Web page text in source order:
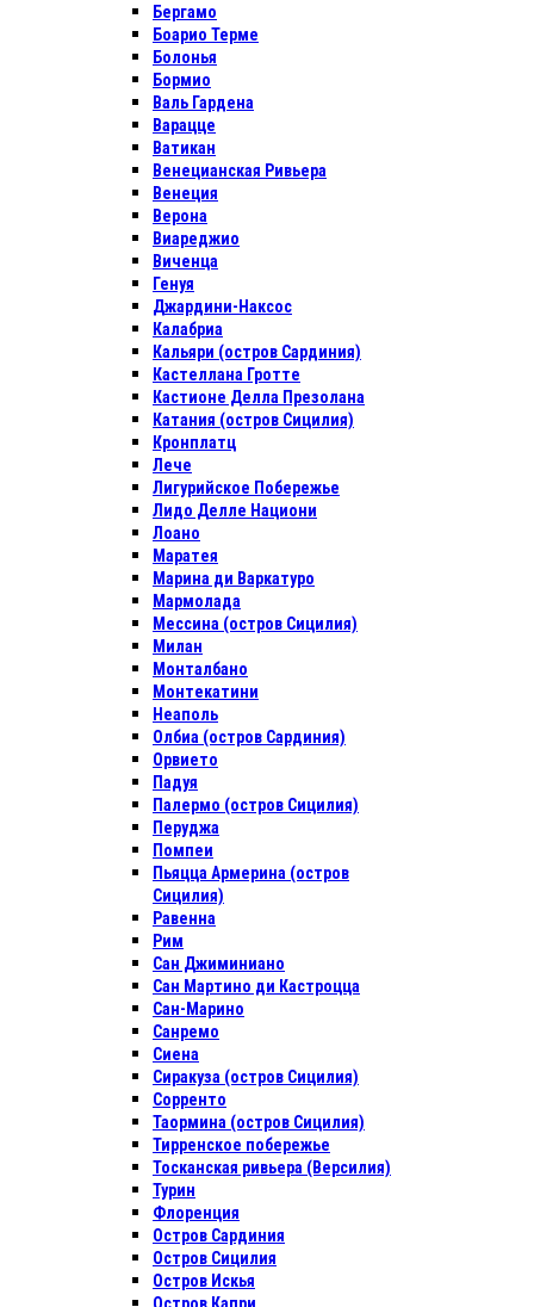
Бергамо
Боарио Терме
Болонья
Бормио
Валь Гардена
Варацце
Ватикан
Венецианская Ривьера
Венеция
Верона
Виареджио
Виченца
Генуя
Джардини-Наксос
Калабриа
Кальяри (остров Сардиния)
Кастеллана Гротте
Кастионе Делла Презолана
Катания (остров Сицилия)
Кронплатц
Лече
Лигурийское Побережье
Лидо Делле Национи
Лоано
Маратея
Марина ди Варкатуро
Мармолада
Мессина (остров Сицилия)
Милан
Монталбано
Монтекатини
Неаполь
Олбиа (остров Сардиния)
Орвието
Падуя
Палермо (остров Сицилия)
Перуджа
Помпеи
Пьяцца Армерина (остров
Сицилия)
Равенна
Рим
Сан Джиминиано
Сан Мартино ди Кастроцца
Сан-Марино
Санремо
Сиена
Сиракуза (остров Сицилия)
Сорренто
Таормина (остров Сицилия)
Тирренское побережье
Тосканская ривьера (Версилия)
Турин
Флоренция
Остров Сардиния
Остров Сицилия
Остров Искья